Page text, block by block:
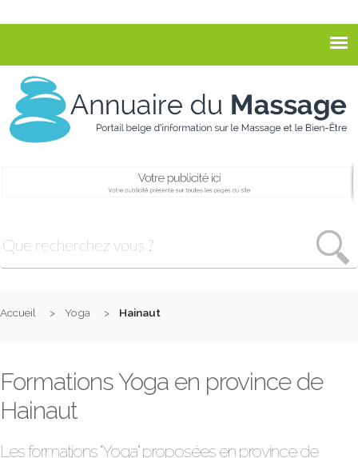
Accueil Yoga Hainaut
Formations Yoga en province de
Hainaut
Les formations "Yoga" proposées en province de